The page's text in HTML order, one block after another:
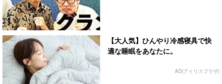
【大人気】ひんやり冷感寝具で快
適な睡眠をあなたに。
AD(アイリスプラザ)